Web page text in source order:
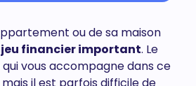
ou de sa maison
financier important. Le
qui vous accompagne dans ce